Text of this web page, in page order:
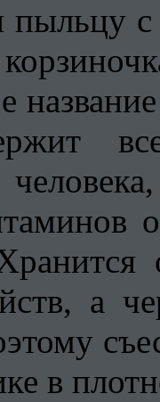
с
а
в